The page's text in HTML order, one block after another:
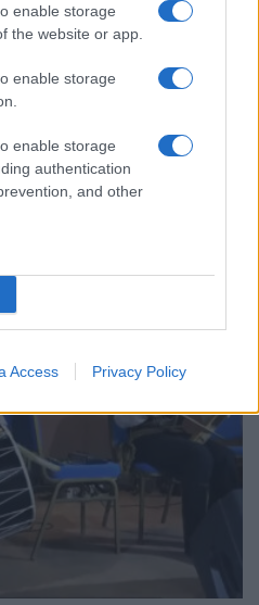
enable storage
the website or app.
enable storage
enable storage
authentication
and other
Access Privacy Policy
οι Πόντιοι της